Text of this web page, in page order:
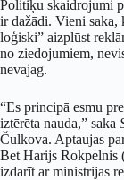
Politiķu skaidrojumi
ir dažādi. Vieni saka,
loģiski” aizplūst
no ziedojumiem,
nevajag.
“Es principā esmu
iztērēta nauda,” saka
Čulkova. Aptaujas
Bet Harijs Rokpelnis
izdarīt ar ministrijas